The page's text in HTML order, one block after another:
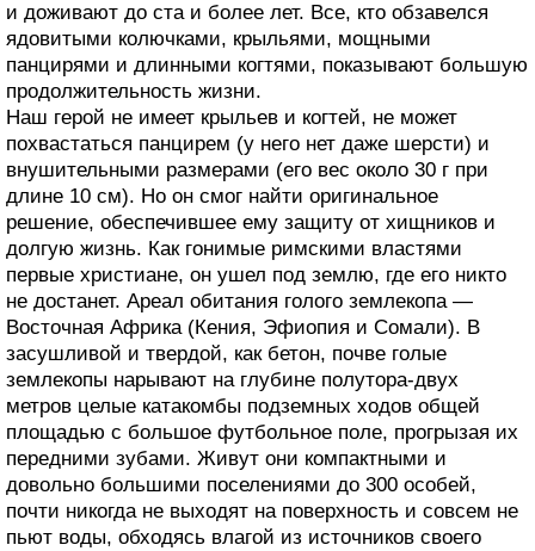
и доживают до ста и более лет. Все, кто обзавелся
ядовитыми колючками, крыльями, мощными
панцирями и длинными когтями, показывают большую
продолжительность жизни.
Наш герой не имеет крыльев и когтей, не может
похвастаться панцирем (у него нет даже шерсти) и
внушительными размерами (его вес около 30 г при
длине 10 см). Но он смог найти оригинальное
решение, обеспечившее ему защиту от хищников и
долгую жизнь. Как гонимые римскими властями
первые христиане, он ушел под землю, где его никто
не достанет. Ареал обитания голого землекопа —
Восточная Африка (Кения, Эфиопия и Сомали). В
засушливой и твердой, как бетон, почве голые
землекопы нарывают на глубине полутора-двух
метров целые катакомбы подземных ходов общей
площадью с большое футбольное поле, прогрызая их
передними зубами. Живут они компактными и
довольно большими поселениями до 300 особей,
почти никогда не выходят на поверхность и совсем не
пьют воды, обходясь влагой из источников своего